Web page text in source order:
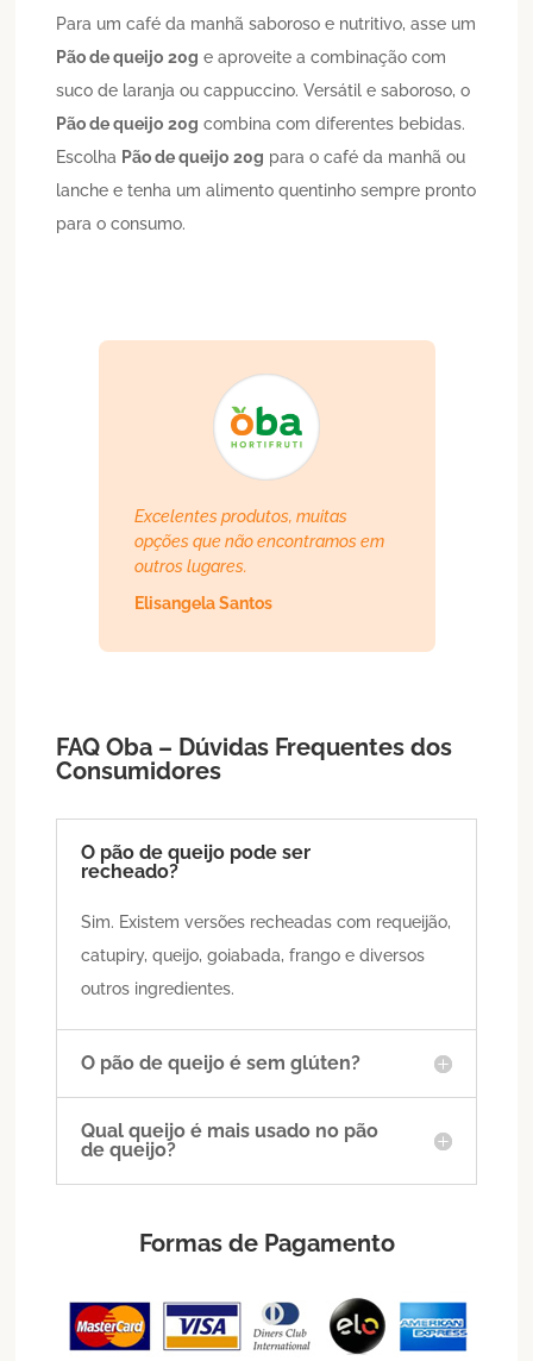
Para um café da manhã saboroso e nutritivo, asse um
Pão de queijo 20g e aproveite a combinação com
suco de laranja ou cappuccino. Versátil e saboroso, o
Pão de queijo 20g combina com diferentes bebidas.
Escolha Pão de queijo 20g para o café da manhã ou
lanche e tenha um alimento quentinho sempre pronto
para o consumo.
Excelentes produtos, muitas
opções que não encontramos em
outros lugares.
Elisangela Santos
FAQ Oba – Dúvidas Frequentes dos
Consumidores
O pão de queijo pode ser
recheado?
Sim. Existem versões recheadas com requeijão,
catupiry, queijo, goiabada, frango e diversos
outros ingredientes.
O pão de queijo é sem glúten?
Qual queijo é mais usado no pão
de queijo?
Formas de Pagamento